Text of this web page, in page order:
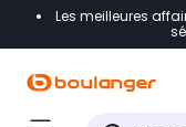
Accéder
Accéder
Les meilleures